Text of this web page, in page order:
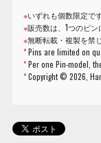
※いずれも個数限定で
※販売数は、1つのピ
※無断転載・複製を禁
*Pins are limited on
*Per one Pin-model,
*Copyright ©2026,